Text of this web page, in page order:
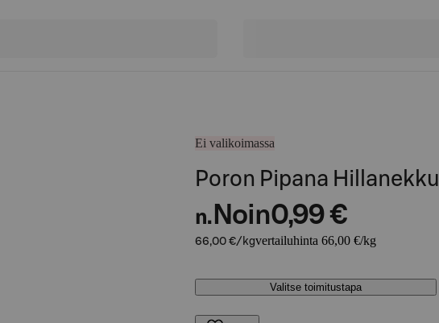
Ei valikoimassa
Poron Pipana Hillanekku
n. Noin0,99 €
66,00 €/kgvertailuhinta 66,00 €/kg
Valitse toimitustapa